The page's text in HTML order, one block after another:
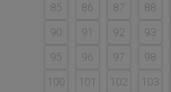
85
86 87 88
90
91 92 93
95
96 97 98
100
101 102 103